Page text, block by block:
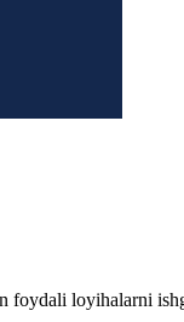
loyihalarni